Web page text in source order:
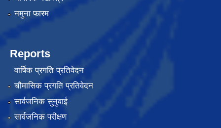
नमुना फारम
Reports
वार्षिक प्रगति प्रतिवेदन
चौमासिक प्रगति प्रतिवेदन
सार्वजनिक सुनुवाई
सार्वजनिक परीक्षण